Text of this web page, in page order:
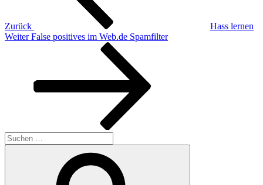
Zurück
Hass lernen
Nächster
Weiter False positives im Web.de Spamfilter
Suchen
nach: